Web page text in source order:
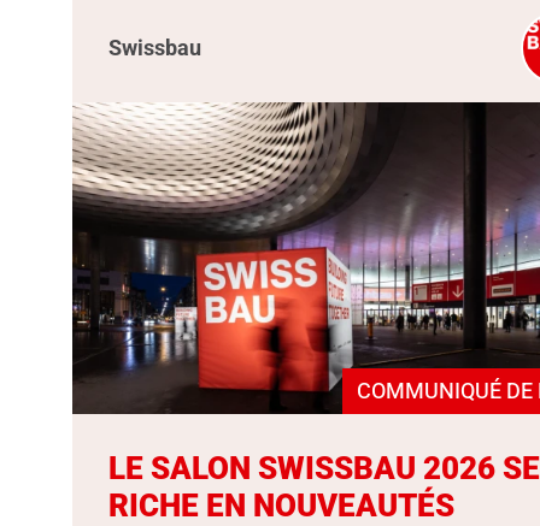
Swissbau
COMMUNIQUÉ DE
LE SALON SWISSBAU 2026
RICHE EN NOUVEAUTÉS